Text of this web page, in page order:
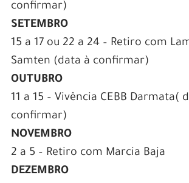
confirmar)
SETEMBRO
15 a 17 ou 22 a 24 – Retiro com
Samten (data à confirmar)
OUTUBRO
11 a 15 – Vivência CEBB Darmata(
confirmar)
NOVEMBRO
2 a 5 – Retiro com Marcia Baja
DEZEMBRO